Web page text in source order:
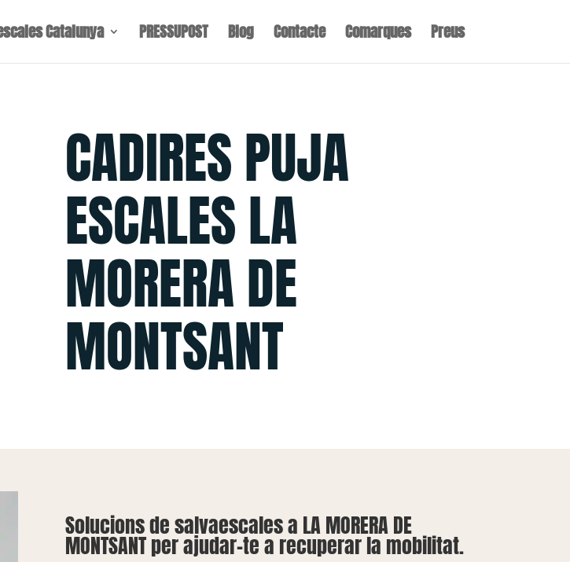
Catalunya PRESSUPOST Blog Contacte Comarques Preus
CADIRES PUJA
ESCALES LA
MORERA DE
MONTSANT
Solucions de salvaescales a LA MORERA DE
MONTSANT per ajudar-te a recuperar la mobilitat.